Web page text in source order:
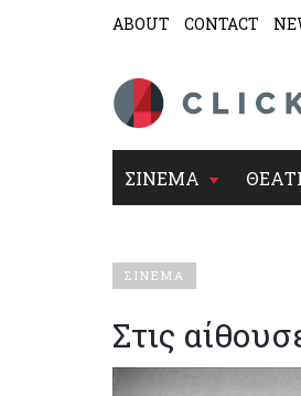
ABOUT CONTACT
ΣΙΝΕΜΑ
ΣΙΝΕΜΑ
Στις